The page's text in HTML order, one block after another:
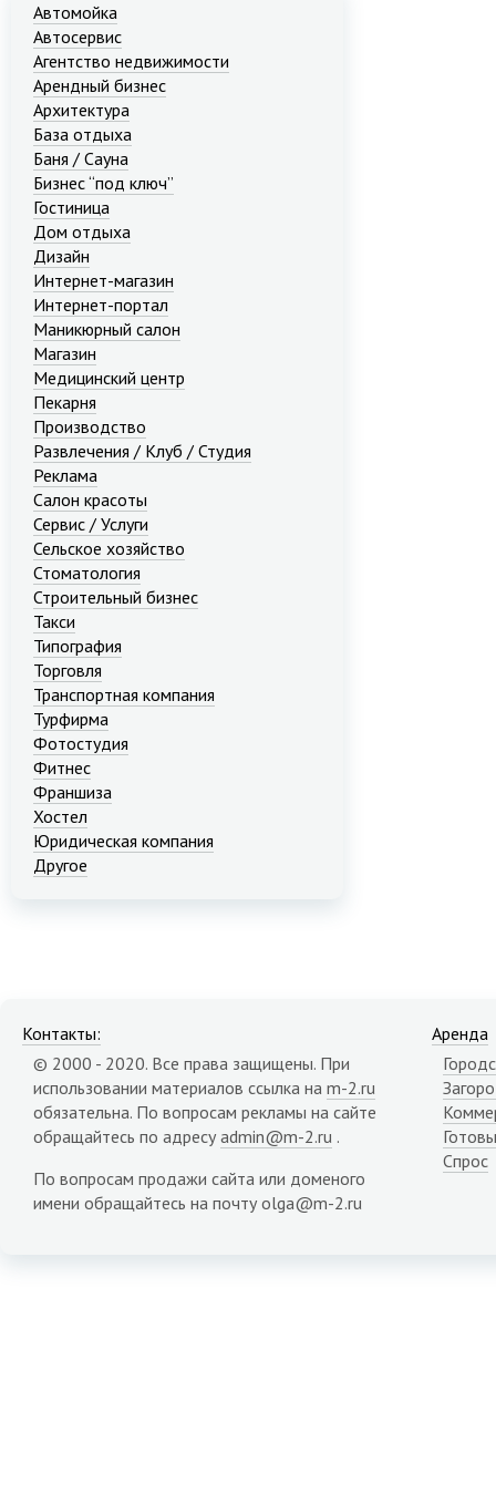
Автомойка
Автосервис
Агентство недвижимости
Арендный бизнес
Архитектура
База отдыха
Баня / Сауна
Бизнес “под ключ”
Гостиница
Дом отдыха
Дизайн
Интернет-магазин
Интернет-портал
Маникюрный салон
Магазин
Медицинский центр
Пекарня
Производство
Развлечения / Клуб / Студия
Реклама
Салон красоты
Сервис / Услуги
Сельское хозяйство
Стоматология
Строительный бизнес
Такси
Типография
Торговля
Транспортная компания
Турфирма
Фотостудия
Фитнес
Франшиза
Хостел
Юридическая компания
Другое
Контакты:
© 2000 - 2020. Все права защищены. При
использовании материалов ссылка на m-2.ru
обязательна. По вопросам рекламы на сайте
обращайтесь по адресу admin@m-2.ru .
По вопросам продажи сайта или доменого
имени обращайтесь на почту olga@m-2.ru
Аренда
Спрос